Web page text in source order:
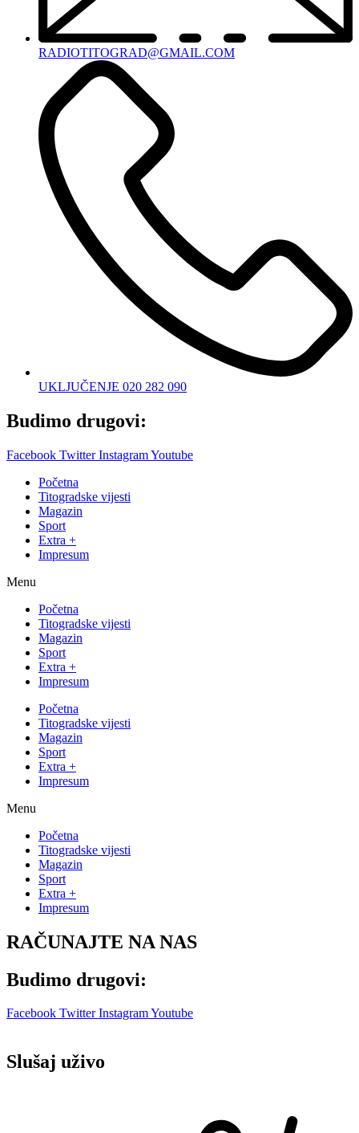
RADIOTITOGRAD@GMAIL.COM
UKLJUČENJE 020 282 090
Budimo drugovi:
Facebook Twitter InstagramYoutube
Početna
Titogradske vijesti
Magazin
Sport
Extra +
Impresum
Menu
Početna
Titogradske vijesti
Magazin
Sport
Extra +
Impresum
Početna
Titogradske vijesti
Magazin
Sport
Extra +
Impresum
Menu
Početna
Titogradske vijesti
Magazin
Sport
Extra +
Impresum
RAČUNAJTE NA NAS
Budimo drugovi:
Facebook Twitter InstagramYoutube
Slušaj uživo